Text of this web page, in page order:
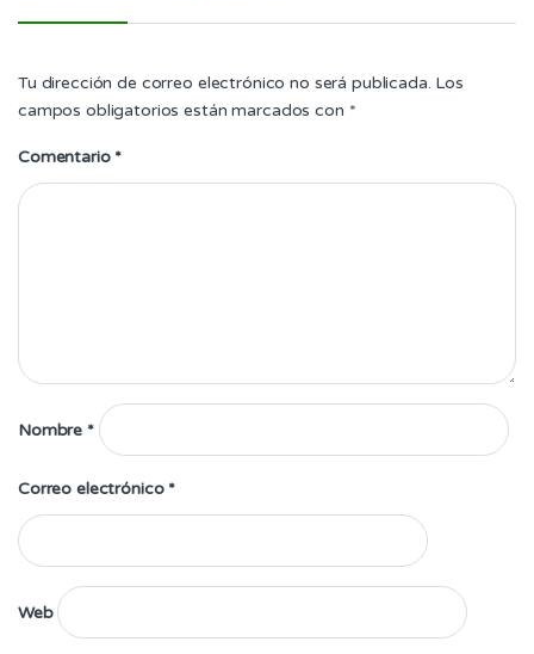
Tu dirección de correo electrónico no será publicada. Los
campos obligatorios están marcados con *
Comentario *
Nombre *
Correo electrónico *
Web